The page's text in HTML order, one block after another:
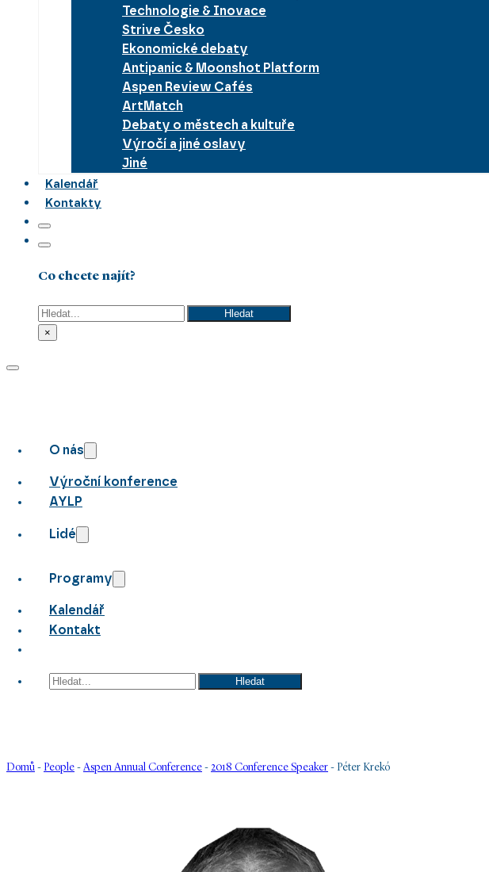
Technologie & Inovace
Strive Česko
Ekonomické debaty
Antipanic & Moonshot Platform
Aspen Review Cafés
ArtMatch
Debaty o městech a kultuře
Výročí a jiné oslavy
Jiné
Kalendář
Kontakty
Co chcete najít?
Hledat
Hledat
×
O nás
Výroční konference
AYLP
Lidé
Programy
Kalendář
Kontakt
Hledat Hledat
Domů - People - Aspen Annual Conference - 2018 Conference Speaker - Péter Krekó